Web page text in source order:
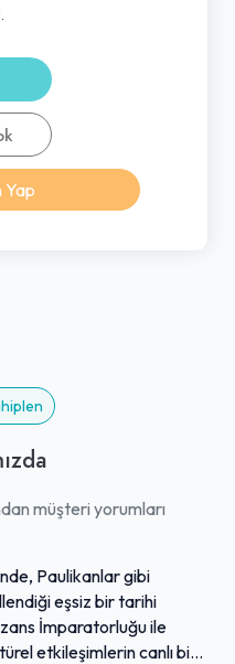
müşteri yorumları
Paulikanlar gibi
eşsiz bir tarihi
İmparatorluğu ile
etkileşimlerin canlı bir
Yap